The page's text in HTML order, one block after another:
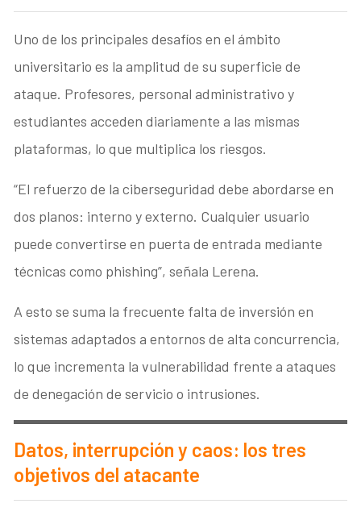
Uno de los principales desafíos en el ámbito
universitario es la amplitud de su superficie de
ataque. Profesores, personal administrativo y
estudiantes acceden diariamente a las mismas
plataformas, lo que multiplica los riesgos.
“El refuerzo de la ciberseguridad debe abordarse en
dos planos: interno y externo. Cualquier usuario
puede convertirse en puerta de entrada mediante
técnicas como phishing”, señala Lerena.
A esto se suma la frecuente falta de inversión en
sistemas adaptados a entornos de alta concurrencia,
lo que incrementa la vulnerabilidad frente a ataques
de denegación de servicio o intrusiones.
Datos, interrupción y caos: los tres
objetivos del atacante